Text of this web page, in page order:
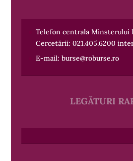
Telefon centrala Minsterului
Cercetării: 021.405.6200
E-mail: burse@roburse.ro
LEGĂTURI